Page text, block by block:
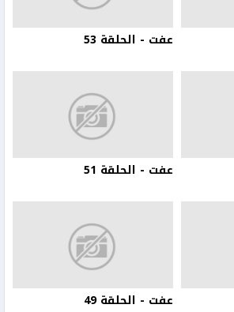
عفت - الحلقة 53
عفت - الحلقة 51
عفت - الحلقة 49